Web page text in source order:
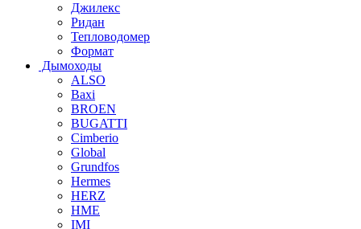
Джилекс
Ридан
Тепловодомер
Формат
Дымоходы
ALSO
Baxi
BROEN
BUGATTI
Cimberio
Global
Grundfos
Hermes
HERZ
HME
IMI